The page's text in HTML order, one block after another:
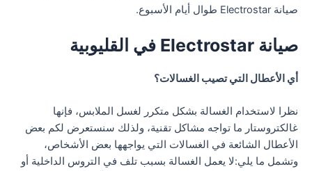
صيانة Electrostar طوال أيام الأسبوع.
صيانة Electrostar في القليوبية
أي الأعطال التي تصيب الغسالات؟
نظرا لاستخدام الغسالة بشكل متكرر لغسل الملابس، فإنها
غالكتروستار ما تواجه مشاكل تقنية، ولذلك سنستعرض لكم بعض
الأعطال الشائعة في الغسالات التي يواجهها بعض الأشخاص،
وتشمل ما يلي:لا يعمل الغسالة بسبب تلف في التروس الداخلية أو